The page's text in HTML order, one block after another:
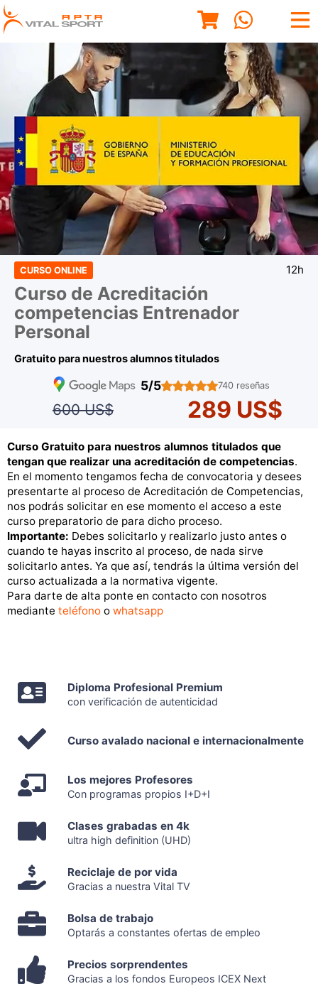
CURSO ONLINE 12h
Curso de Acreditación
competencias Entrenador
Personal
Gratuito para nuestros alumnos titulados
5/5 740 reseñas
600 US$ 289 US$
Curso Gratuito para nuestros alumnos titulados que
tengan que realizar una acreditación de competencias.
En el momento tengamos fecha de convocatoria y desees
presentarte al proceso de Acreditación de Competencias,
nos podrás solicitar en ese momento el acceso a este
curso preparatorio de para dicho proceso.
Importante: Debes solicitarlo y realizarlo justo antes o
cuando te hayas inscrito al proceso, de nada sirve
solicitarlo antes. Ya que así, tendrás la última versión del
curso actualizada a la normativa vigente.
Para darte de alta ponte en contacto con nosotros
mediante teléfono o whatsapp
Diploma Profesional Premium
con verificación de autenticidad
Curso avalado nacional e internacionalmente
Los mejores Profesores
Con programas propios I+D+I
Clases grabadas en 4k
ultra high definition (UHD)
Reciclaje de por vida
Gracias a nuestra Vital TV
Bolsa de trabajo
Optarás a constantes ofertas de empleo
Precios sorprendentes
Gracias a los fondos Europeos ICEX Next